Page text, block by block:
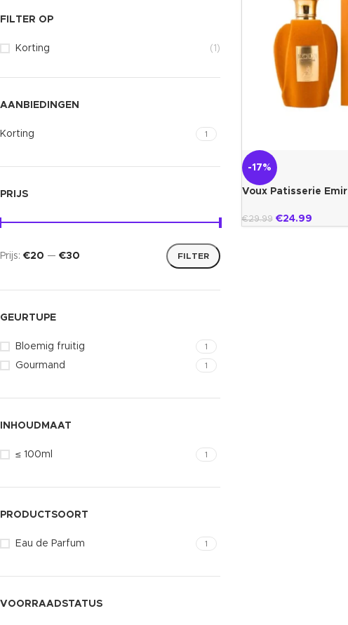
FILTER OP
Korting (1)
AANBIEDINGEN
Korting 1
PRIJS
FILTER
Prijs: €20 — €30
GEURTUPE
Bloemig fruitig 1
Gourmand 1
INHOUDMAAT
≤ 100ml 1
PRODUCTSOORT
Eau de Parfum 1
VOORRAADSTATUS
-17%
Voux Patisserie Emir
€29.99 €24.99